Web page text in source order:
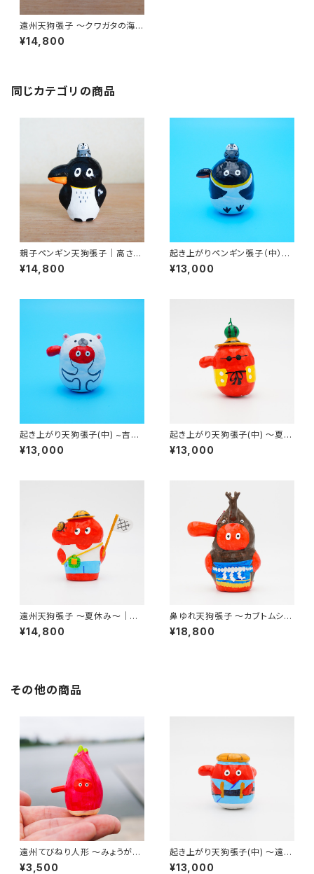
遠州天狗張子 〜クワガタの海〜
｜高さ約13cm
¥14,800
同じカテゴリの商品
親子ペンギン天狗張子｜高さ約
12cm
¥14,800
起き上がりペンギン張子（中）｜
高さ約8cm
¥13,000
起き上がり天狗張子(中) ~吉兆
シロクマ~｜高さ約7cm
¥13,000
起き上がり天狗張子(中) 〜夏休
み〜｜高さ約8cm
¥13,000
遠州天狗張子 〜夏休み〜｜高
さ約11.5cm
¥14,800
鼻ゆれ天狗張子 〜カブトムシの
山〜｜高さ約18cm
¥18,800
その他の商品
遠州てびねり人形 〜みょうが〜
｜高さ約5cm
¥3,500
起き上がり天狗張子(中) 〜遠州
大念佛〜｜高さ約8cm
¥13,000